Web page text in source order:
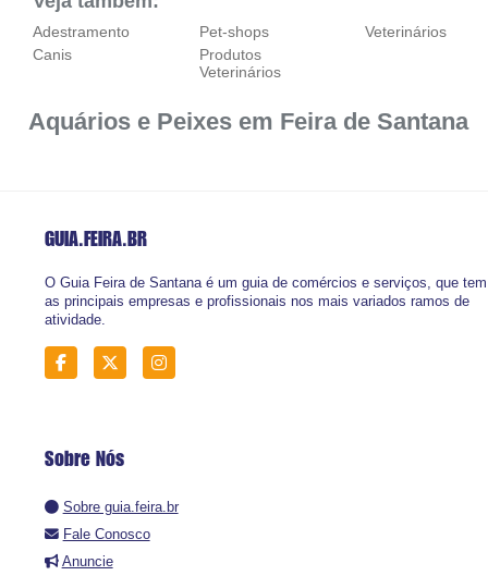
Adestramento
Canis
Pet-shops
Produtos
Veterinários
Veterinários
Aquários e Peixes em Feira de Santana
GUIA.FEIRA.BR
O Guia Feira de Santana é um guia de comércios e serviços, que tem
as principais empresas e profissionais nos mais variados ramos de
atividade.
Sobre Nós
Sobre guia.feira.br
Fale Conosco
Anuncie